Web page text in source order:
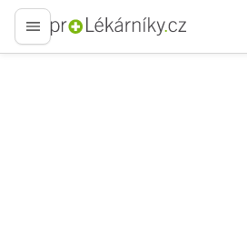
proLékaře.cz